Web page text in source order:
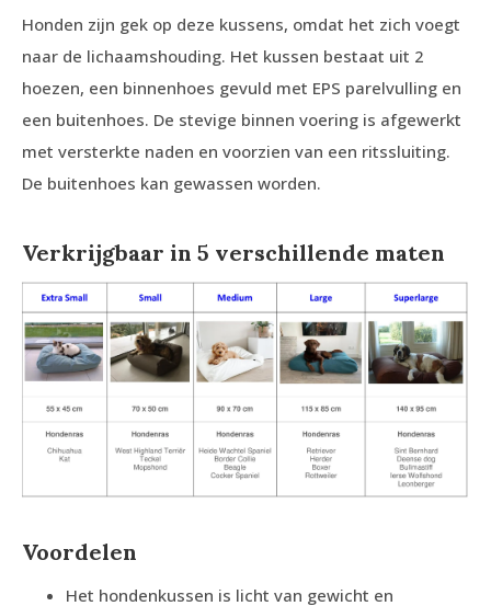
Honden zijn gek op deze kussens, omdat het zich voegt
naar de lichaamshouding. Het kussen bestaat uit 2
hoezen, een binnenhoes gevuld met EPS parelvulling en
een buitenhoes. De stevige binnen voering is afgewerkt
met versterkte naden en voorzien van een ritssluiting.
De buitenhoes kan gewassen worden.
Verkrijgbaar in 5 verschillende maten
Voordelen
Het hondenkussen is licht van gewicht en